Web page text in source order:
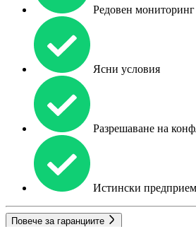
Редовен мониторинг
Ясни условия
Разрешаване на
Истински
Повече за гаранциите